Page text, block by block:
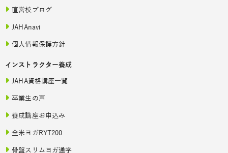
直営校ブログ
JAHAnavi
個人情報保護方針
インストラクター養成
JAHA資格講座一覧
卒業生の声
養成講座お申込み
全米ヨガRYT200
骨盤スリムヨガ通学